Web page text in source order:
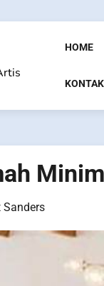
HOME
KONTAK
Sanders